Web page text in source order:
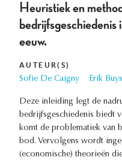
Heuristiek en
eeuw.
AUTEUR(S)
Sofie De Caigny Erik
Deze inleiding legt de
bedrijfsgeschiedenis biedt
komt de problematiek van
bod. Vervolgens wordt
(economische) theorieën